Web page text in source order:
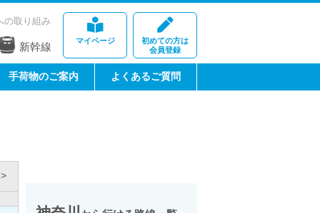
マイページ
初めての方は
会員登録
の取り組み
新幹線
手荷物のご案内 よくあるご質問